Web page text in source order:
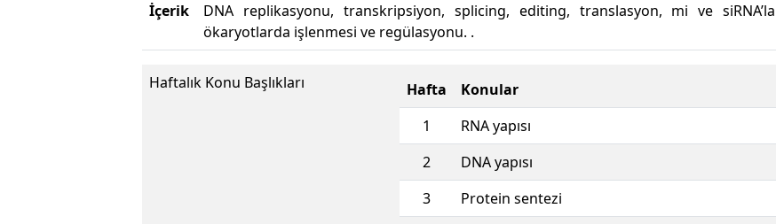
İçerik
DNA replikasyonu, transkripsiyon, splicing, editing, translasyon, mi ve
ökaryotlarda işlenmesi ve regülasyonu. .
Haftalık Konu Başlıkları Hafta
Konular
1
RNA yapısı
2
DNA yapısı
3
Protein sentezi